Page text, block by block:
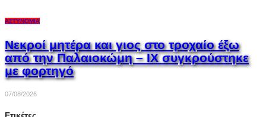
ΑΣΤΥΝΟΜΊΑ
Νεκροί μητέρα και γιος στο τροχαίο έξω
από την Παλαιοκώμη – ΙΧ συγκρούστηκε
με φορτηγό
07/08/2026